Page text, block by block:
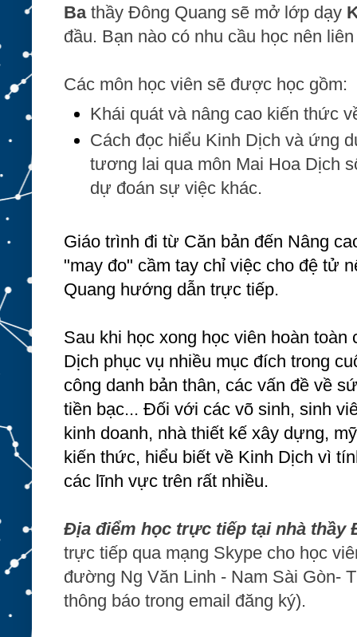
Ba thầy Đông Quang sẽ mở lớp dạy
đầu. Bạn nào có nhu cầu học nên
Các môn học viên sẽ được học gồm:
Khái quát và nâng cao kiến thức
Cách đọc hiểu Kinh Dịch và ứng
tương lai qua môn Mai Hoa Dịch
dự đoán sự việc khác.
Giáo trình đi từ Căn bản đến Nâng
"may đo" cầm tay chỉ việc cho đệ tử
Quang hướng dẫn trực tiếp.
Sau khi học xong học viên hoàn toàn
Dịch phục vụ nhiều mục đích trong
công danh bản thân, các vấn đề về
tiền bạc... Đối với các võ sinh, sinh
kinh doanh, nhà thiết kế xây dựng,
kiến thức, hiểu biết về Kinh Dịch vì
các lĩnh vực trên rất nhiều.
Địa điểm học trực tiếp tại nhà thầy
trực tiếp qua mạng Skype cho học
đường Ng Văn Linh - Nam Sài Gòn-
thông báo trong email đăng ký).